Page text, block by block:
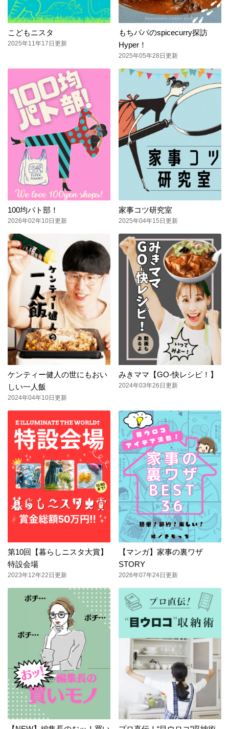
こどもニスタ
2025年11年17日更新
もちパパのspicecurry探訪
Hyper！
2025年05年28日更新
100均パト部！
2026年02年10日更新
家事コツ研究室
2025年04年15日更新
ケンティー健人の世にもおい
しい一人飯
2024年04年10日更新
みきママ【GO-快レシピ！】
2024年03年26日更新
第10回【暮らしニスタ大賞】
特設会場
2023年12年22日更新
【マンガ】家事の裏ワザ
STORY
2026年07年24日更新